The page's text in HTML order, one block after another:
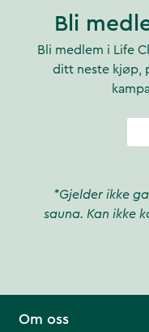
Bli
Bli medlem i Life
ditt neste kjøp,
*Gjelder ikke
sauna. Kan ikke
Om oss